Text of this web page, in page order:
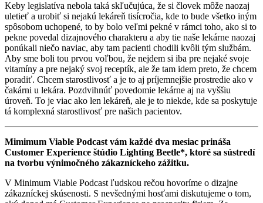
Keby legislatíva nebola taká skľučujúca, že si človek môže naozaj
uletieť a urobiť si nejakú lekáreň tisícročia, kde to bude všetko iným
spôsobom uchopené, to by bolo veľmi pekné v rámci toho, ako si to
pekne povedal dizajnového charakteru a aby tie naše lekárne naozaj
ponúkali niečo naviac, aby tam pacienti chodili kvôli tým službám.
Aby sme boli tou prvou voľbou, že nejdem si iba pre nejaké svoje
vitamíny a pre nejaký svoj receptík, ale že tam idem preto, že chcem
poradiť. Chcem starostlivosť a je to aj príjemnejšie prostredie ako v
čakárni u lekára. Pozdvihnúť povedomie lekárne aj na vyššiu
úroveň. To je viac ako len lekáreň, ale je to niekde, kde sa poskytuje
tá komplexná starostlivosť pre našich pacientov.
Mimimum Viable Podcast vám každé dva mesiac prináša
Customer Experience štúdio Lighting Beetle*, ktoré sa sústredí
na tvorbu výnimočného zákazníckeho zážitku.
V Minimum Viable Podcast ľudskou rečou hovoríme o dizajne
zákazníckej skúsenosti. S nevšednými hosťami diskutujeme o tom,